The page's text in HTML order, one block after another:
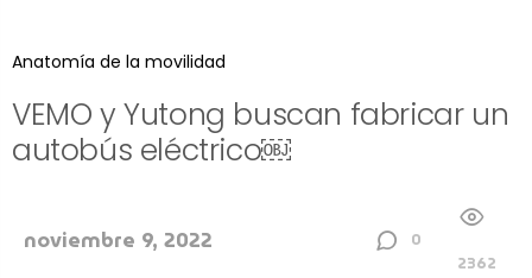
Anatomía de la movilidad
VEMO y Yutong buscan fabricar un
autobús eléctrico￼
noviembre 9, 2022
0
2362